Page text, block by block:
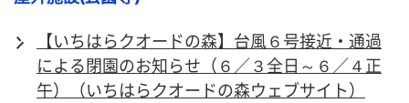
【いちはらクオードの森】台風６号接近・通過
による閉園のお知らせ（６／３全日～６／４正
午）（いちはらクオードの森ウェブサイト）